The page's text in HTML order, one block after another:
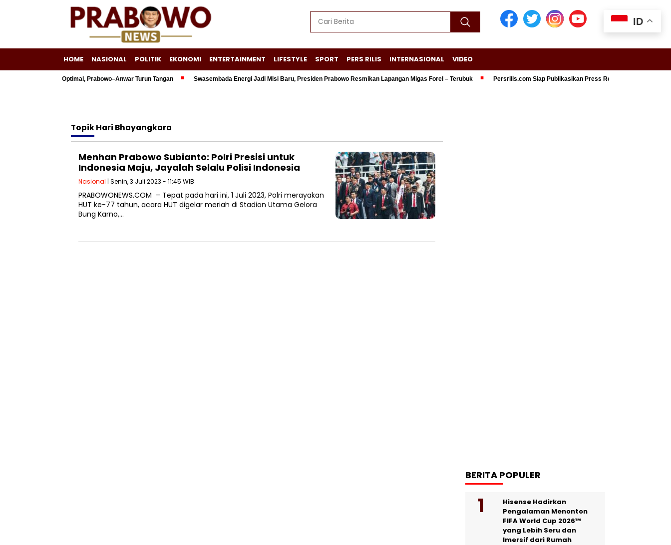
HOME NASIONAL POLITIK EKONOMI ENTERTAINMENT LIFESTYLE SPORT PERS RILIS INTERNASIONAL VIDEO
Triliun Belum Optimal, Prabowo–Anwar Turun Tangan Swasembada Energi Jadi Misi Baru, Presiden Prabowo Resmikan Lapangan Migas Forel – Terubuk Persrilis.com Siap Publikasikan Press Release Anda, Jika Ingin
TopikHari Bhayangkara
Menhan Prabowo Subianto: Polri Presisi untuk
Indonesia Maju, Jayalah Selalu Polisi Indonesia
Nasional | Senin, 3 Juli 2023 - 11:45 WIB
PRABOWONEWS.COM – Tepat pada hari ini, 1 Juli 2023, Polri merayakan
HUT ke-77 tahun, acara HUT digelar meriah di Stadion Utama Gelora
Bung Karno,…
BERITA POPULER
Hisense Hadirkan
Pengalaman Menonton
FIFA World Cup 2026™
yang Lebih Seru dan
Imersif dari Rumah
ID